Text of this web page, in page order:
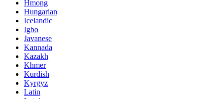
Hmong
Hungarian
Icelandic
Igbo
Javanese
Kannada
Kazakh
Khmer
Kurdish
Kyrgyz
Latin